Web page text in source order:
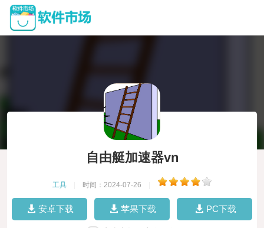
自由艇加速器vn
工具 时间：2024-07-26
安卓下载 苹果下载 PC下载